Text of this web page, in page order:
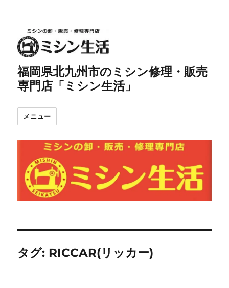
福岡県北九州市のミシン修理・販売
専門店「ミシン生活」
メニュー
タグ: RICCAR(リッカー)